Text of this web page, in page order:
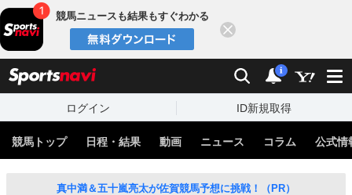
競馬ニュースも結果もすぐわかる
検索 通知
i
ログイン ID新規取得
競馬トップ 日程・結果 動画 ニュース コラム 公式情
真中満＆五十嵐亮太が佐賀競馬予想に挑戦！（PR）